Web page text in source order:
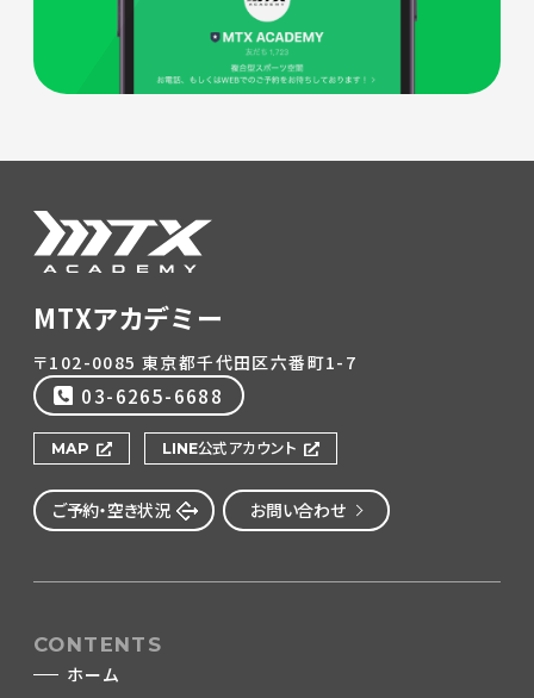
MTXアカデミー
〒102-0085 東京都千代田区六番町1-7
03-6265-6688
MAP LINE公式アカウント
ご予約・空き状況 お問い合わせ
CONTENTS
ホーム